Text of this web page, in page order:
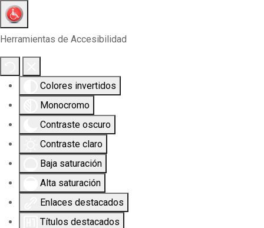
Herramientas de Accesibilidad
Colores invertidos
Monocromo
Contraste oscuro
Contraste claro
Baja saturación
Alta saturación
Enlaces destacados
Títulos destacados